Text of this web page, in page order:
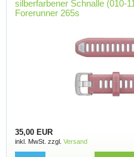
silberfarbener Schnalle (010-
Forerunner 265s
35,00 EUR
inkl. MwSt. zzgl. Versand